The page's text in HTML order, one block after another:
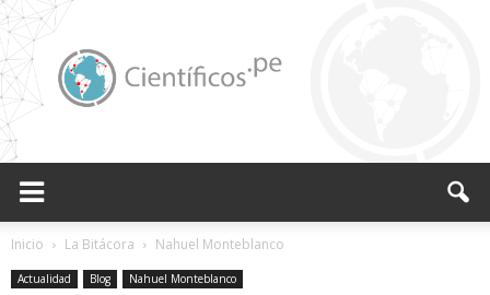
Inicio La Bitácora Nahuel Monteblanco
Actualidad Blog Nahuel Monteblanco